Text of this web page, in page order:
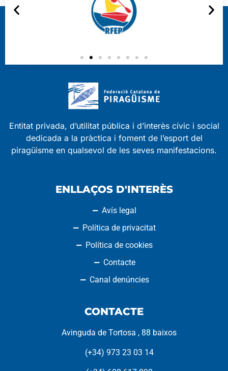
Entitat privada, d’utilitat pública i d’interès cívic i social
dedicada a la pràctica i foment de l’esport del
piragüisme en qualsevol de les seves manifestacions.
ENLLAÇOS D'INTERÈS
Avís legal
Política de privacitat
Política de cookies
Contacte
Canal denúncies
CONTACTE
Avinguda de Tortosa , 88 baixos
(+34) 973 23 03 14